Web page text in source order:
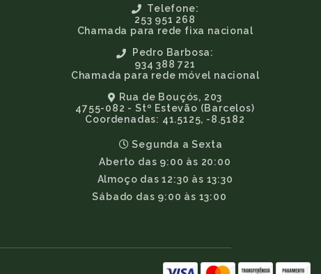
Telefone:
253 951 268
Chamada para rede fixa nacional
Pedro Barbosa:
934 388 721
Chamada para rede móvel nacional
Rua de Bouçós, 203
4755-082 - Stº Estevão (Barcelos)
Coordenadas: 41.5125, -8.5182
Segunda a Sexta
Aberto das 9:00 às 20:00
Almoço das 12:30 às 13:30
Sábado das 9:00 às 13:00